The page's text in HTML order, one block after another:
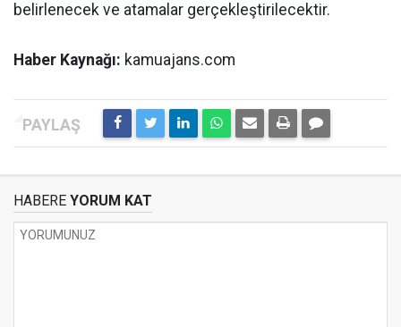
belirlenecek ve atamalar gerçekleştirilecektir.
Haber Kaynağı: kamuajans.com
HABERE YORUM KAT